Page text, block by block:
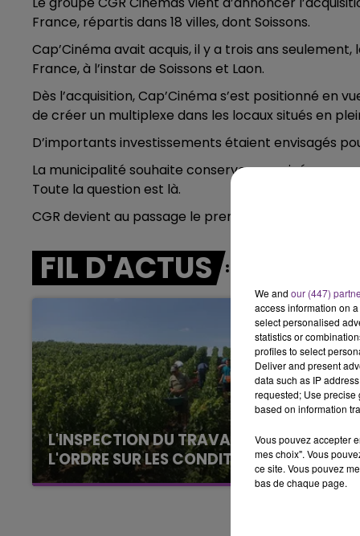
France, répartis dans 18 villes, dont Soissons.
Cap’Cinéma avait acquis, il y a trois ans
France, à l’instar de Soissons et Laon.
Dès l’acquisition, Cap’Cinéma s’est positionné en
de créer un multiplexe dans les locaux situés en
D’importants investissements étaient envisagés
La municipalité souhaite conserver son cinéma
Toute la question est là.
CGR devient au passage le premier exploitant de
FIL D'ACTUS
L'INSPECTION DU TRAVAIL RAPPELLE À
L'ORDRE SUR LES CONDITIONS DE...
Alors que les dates de début des vendange
We and our (447)
access information on
select personalised
statistics or
profiles to select
Deliver and present
data such as IP
requested; Use precise
based on information
Vous pouvez accepter
mes choix". Vous
ce site. Vous pouvez
bas de chaque page.